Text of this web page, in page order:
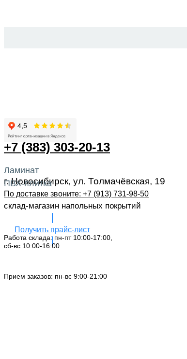
+7 (383) 303-20-13
г. Новосибирск, ул. Толмачёвская, 19
По доставке звоните: +7 (913) 731-98-50‬
склад-магазин напольных покрытий
Получить прайс-лист
Работа склада: пн-пт 10:00-17:00,
сб-вс 10:00-16:00
Прием заказов: пн-вс 9:00-21:00
Ламинат
ПВХ-плитка